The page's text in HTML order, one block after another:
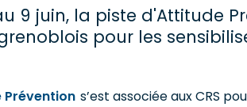
9 juin, la piste d'Attitude
pour les
s’est associée aux CRS